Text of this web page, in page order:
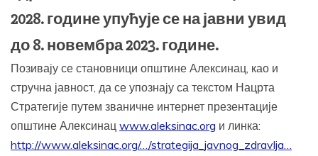
2028. године упућује се на јавни увид
до 8. новембра 2023. године.
Позивају се становници општине Алексинац, као и
стручна јавност, да се упознају са текстом Нацрта
Стратегије путем званичне интернет презентације
општине Алексинац www.aleksinac.org и линка:
http://www.aleksinac.org/…/strategija_javnog_zdravlja…